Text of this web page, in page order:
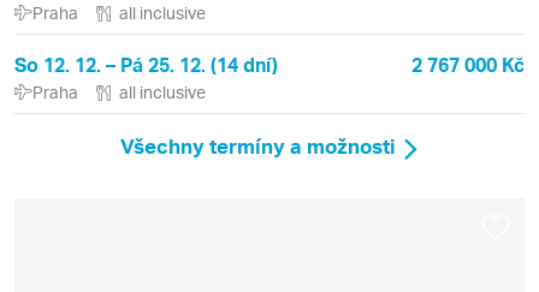
Praha all inclusive
So 12. 12. – Pá 25. 12. (14 dní) 2 767 000 Kč
Praha all inclusive
Všechny termíny a možnosti